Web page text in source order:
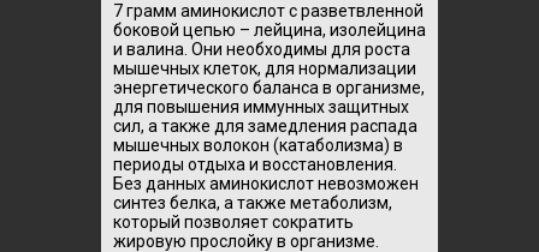
7 грамм аминокислот с разветвленной
боковой цепью – лейцина, изолейцина
и валина. Они необходимы для роста
мышечных клеток, для нормализации
энергетического баланса в организме,
для повышения иммунных защитных
сил, а также для замедления распада
мышечных волокон (катаболизма) в
периоды отдыха и восстановления.
Без данных аминокислот невозможен
синтез белка, а также метаболизм,
который позволяет сократить
жировую прослойку в организме.